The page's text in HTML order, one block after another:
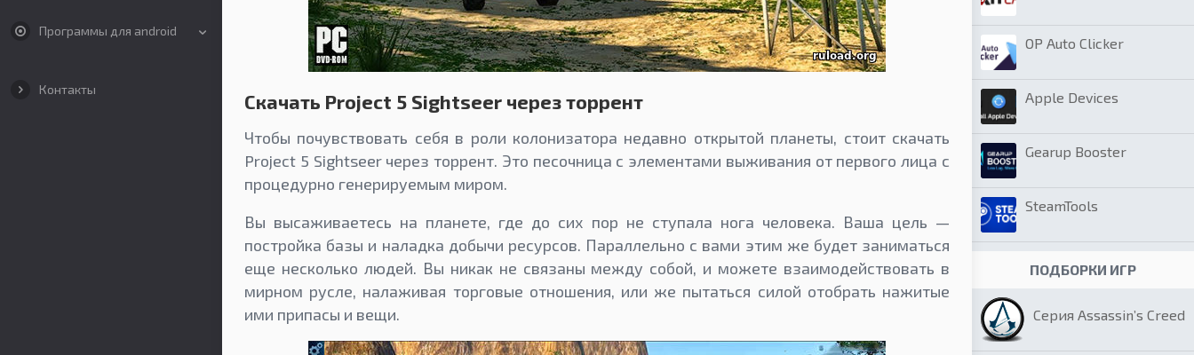
Программы для android
Контакты
Скачать Project 5 Sightseer через торрент
Чтобы почувствовать себя в роли колонизатора недавно открытой планеты, стоит скачать
Project 5 Sightseer через торрент. Это песочница с элементами выживания от первого лица с
процедурно генерируемым миром.
Вы высаживаетесь на планете, где до сих пор не ступала нога человека. Ваша цель —
постройка базы и наладка добычи ресурсов. Параллельно с вами этим же будет заниматься
еще несколько людей. Вы никак не связаны между собой, и можете взаимодействовать в
мирном русле, налаживая торговые отношения, или же пытаться силой отобрать нажитые
ими припасы и вещи.
OP Auto Clicker
Apple Devices
Gearup Booster
SteamTools
ПОДБОРКИ ИГР
Серия Assassin’s Creed